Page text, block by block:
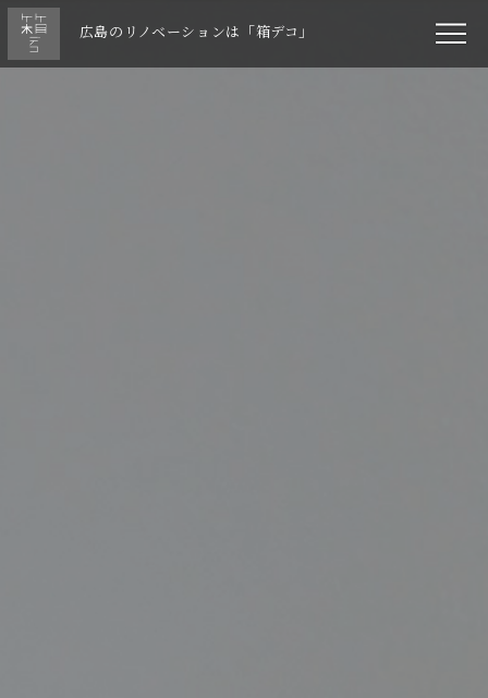
広島のリノベーションは「箱デコ」